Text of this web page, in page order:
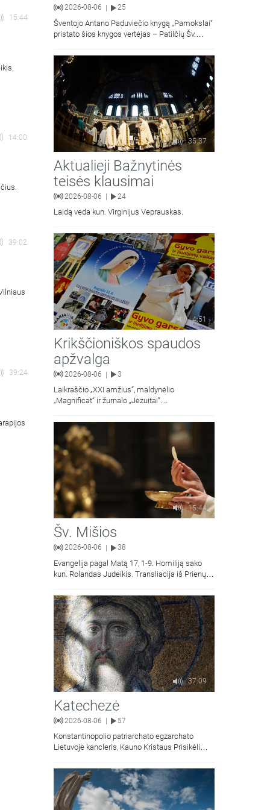
15:44
14:00
39:02
39:24
2026-08-06 25
Šventojo Antano Paduviečio knygą „Pamokslai“
pristato šios knygos vertėjas – Patilčių Šv.
moralinės teologijos dr. Algirdas Petras
35:37
Aktualieji Bažnytinės
teisės klausimai
2026-08-06 24
Laidą veda kun. Virginijus Veprauskas.
4:51
Krikščioniškos spaudos
apžvalga
2026-08-06 | 3
Laikraščio „XXI amžius“, maldynėlio
„Magnificat“ ir žurnalo „Jėzuitai“
15:44
Šv. Mišios
2026-08-06 38
Evangelija pagal Matą 17, 1-9. Homiliją sako
kun. Rolandas Judeikis. Transliacija iš Prienų
37:09
Katechezė
2026-08-06 57
Konstantinopolio patriarchato egzarchato
Lietuvoje kancleris, Kauno Kristaus Prisikėlimo
kunigas Vitalijus Mockus pasakoja apie
Kristaus Atsimainymo šventę.